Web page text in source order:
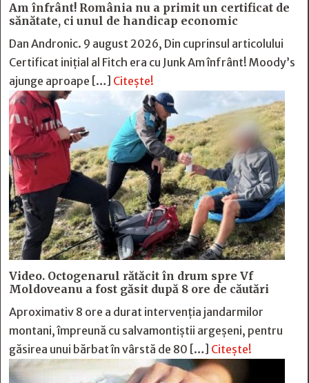
Am înfrânt! România nu a primit un certificat de
sănătate, ci unul de handicap economic
Dan Andronic. 9 august 2026, Din cuprinsul articolului
Certificat inițial al Fitch era cu Junk Am înfrânt! Moody’s
ajunge aproape […] Citește!
Video. Octogenarul rătăcit în drum spre Vf
Moldoveanu a fost găsit după 8 ore de căutări
Aproximativ 8 ore a durat intervenția jandarmilor
montani, împreună cu salvamontiștii argeșeni, pentru
găsirea unui bărbat în vârstă de 80 […] Citește!